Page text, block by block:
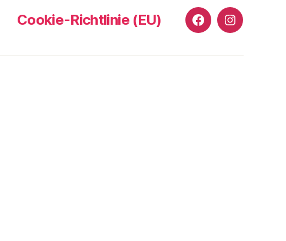
Cookie-Richtlinie (EU) FacebookInstagram